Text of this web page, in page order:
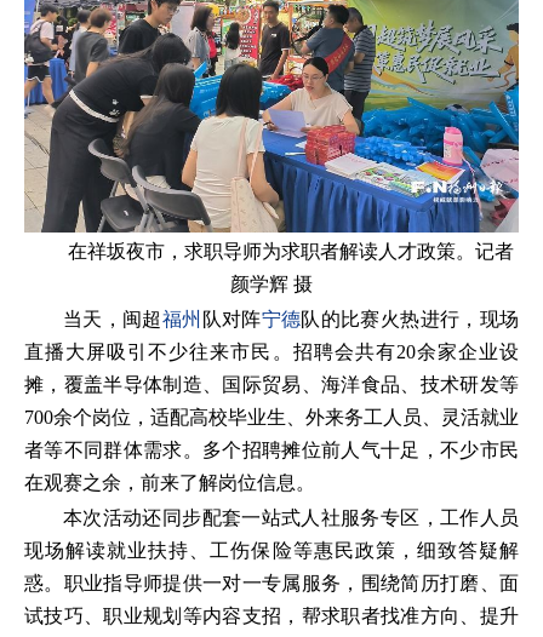
在祥坂夜市，求职导师为求职者解读人才政策。记者
颜学辉 摄
当天，闽超福州 队对阵宁德队的比赛火热进行，现场
直播大屏吸引不少往来市民。招聘会共有20余家企业设
摊，覆盖半导体制造、国际贸易、海洋食品、技术研发等
700余个岗位，适配高校毕业生、外来务工人员、灵活就业
者等不同群体需求。多个招聘摊位前人气十足，不少市民
在观赛之余，前来了解岗位信息。
本次活动还同步配套一站式人社服务专区，工作人员
现场解读就业扶持、工伤保险等惠民政策，细致答疑解
惑。职业指导师提供一对一专属服务，围绕简历打磨、面
试技巧、职业规划等内容支招，帮求职者找准方向、提升